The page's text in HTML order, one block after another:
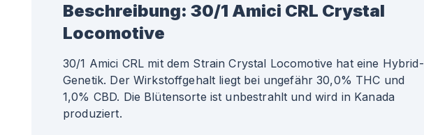
Beschreibung: 30/1 Amici CRL Crystal
Locomotive
30/1 Amici CRL mit dem Strain Crystal Locomotive hat eine Hybrid-
Genetik. Der Wirkstoffgehalt liegt bei ungefähr 30,0% THC und
1,0% CBD. Die Blütensorte ist unbestrahlt und wird in Kanada
produziert.